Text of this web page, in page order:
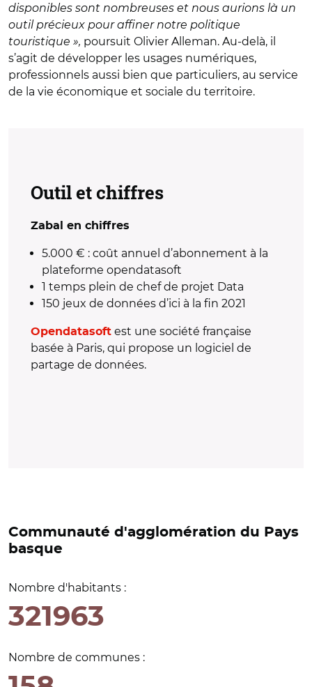
disponibles sont nombreuses et nous aurions là un
outil précieux pour affiner notre politique
touristique », poursuit Olivier Alleman. Au-delà, il
s’agit de développer les usages numériques,
professionnels aussi bien que particuliers, au service
de la vie économique et sociale du territoire.
Outil et chiffres
Zabal en chiffres
5.000 € : coût annuel d’abonnement à la
plateforme opendatasoft
1 temps plein de chef de projet Data
150 jeux de données d’ici à la fin 2021
Opendatasoft est une société française
basée à Paris, qui propose un logiciel de
partage de données.
Communauté d'agglomération du Pays
basque
Nombre d'habitants :
321963
Nombre de communes :